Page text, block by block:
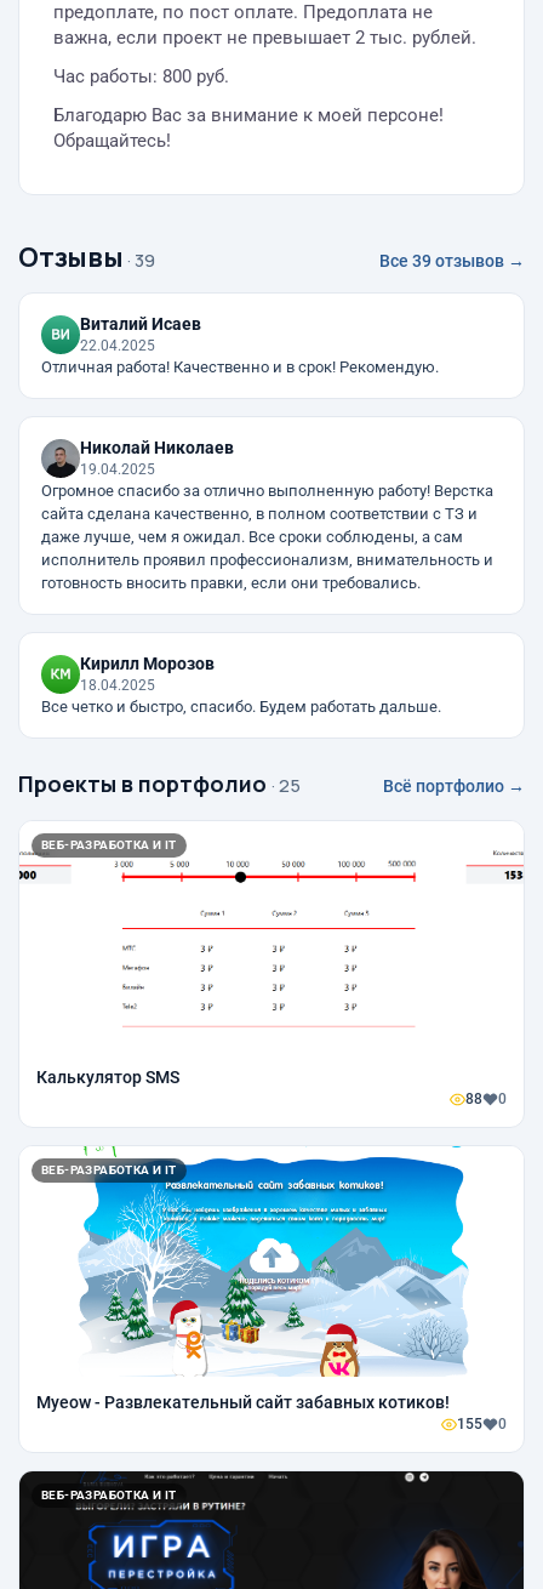
предоплате, по пост оплате. Предоплата не
важна, если проект не превышает 2 тыс. рублей.
Час работы: 800 руб.
Благодарю Вас за внимание к моей персоне!
Обращайтесь!
Отзывы · 39 Все 39 отзывов →
Виталий Исаев
22.04.2025
Отличная работа! Качественно и в срок! Рекомендую.
Николай Николаев
19.04.2025
Огромное спасибо за отлично выполненную работу! Верстка
сайта сделана качественно, в полном соответствии с ТЗ и
даже лучше, чем я ожидал. Все сроки соблюдены, а сам
исполнитель проявил профессионализм, внимательность и
готовность вносить правки, если они требовались.
Кирилл Морозов
18.04.2025
Все четко и быстро, спасибо. Будем работать дальше.
Проекты в портфолио · 25 Всё портфолио →
ВЕБ-РАЗРАБОТКА И IT
Калькулятор SMS
88 0
ВЕБ-РАЗРАБОТКА И IT
Myeow - Развлекательный сайт забавных котиков!
155 0
ВЕБ-РАЗРАБОТКА И IT